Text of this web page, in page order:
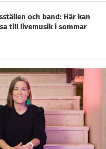
och band: Här kan
till livemusik i sommar